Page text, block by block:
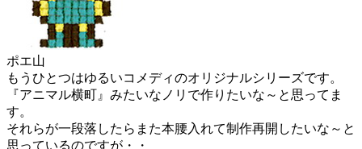
ポエ山
もうひとつはゆるいコメディのオリジナルシリーズです。
『アニマル横町』みたいなノリで作りたいな～と思ってま
す。
それらが一段落したらまた本腰入れて制作再開したいな～と
思っているのですが・・